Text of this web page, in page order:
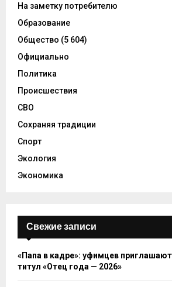
На заметку потребителю
Образование
Общество (5 604)
Официально
Политика
Происшествия
СВО
Сохраняя традиции
Спорт
Экология
Экономика
Свежие записи
«Папа в кадре»: уфимцев
титул «Отец года — 2026»